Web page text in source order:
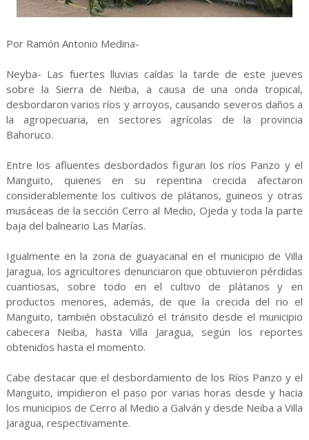
Por Ramón Antonio Medina-
Neyba- Las fuertes lluvias caídas la tarde de este jueves
sobre la Sierra de Neiba, a causa de una onda tropical,
desbordaron varios ríos y arroyos, causando severos daños a
la agropecuaria, en sectores agrícolas de la provincia
Bahoruco.
Entre los afluentes desbordados figuran los ríos Panzo y el
Manguito, quienes en su repentina crecida afectaron
considerablemente los cultivos de plátanos, guineos y otras
musáceas de la sección Cerro al Medio, Ojeda y toda la parte
baja del balneario Las Marías.
Igualmente en la zona de guayacanal en el municipio de Villa
Jaragua, los agricultores denunciaron que obtuvieron pérdidas
cuantiosas, sobre todo en el cultivo de plátanos y en
productos menores, además, de que la crecida del rio el
Manguito, también obstaculizó el tránsito desde el municipio
cabecera Neiba, hasta Villa Jaragua, según los reportes
obtenidos hasta el momento.
Cabe destacar que el desbordamiento de los Ríos Panzo y el
Manguito, impidieron el paso por varias horas desde y hacia
los municipios de Cerro al Medio a Galván y desde Neiba a Villa
Jaragua, respectivamente.